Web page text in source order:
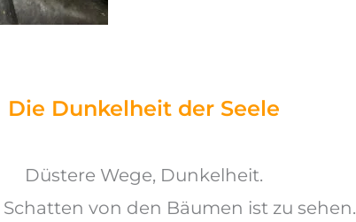
Die Dunkelheit der Seele
Düstere Wege, Dunkelheit.
von den Bäumen ist zu sehen.